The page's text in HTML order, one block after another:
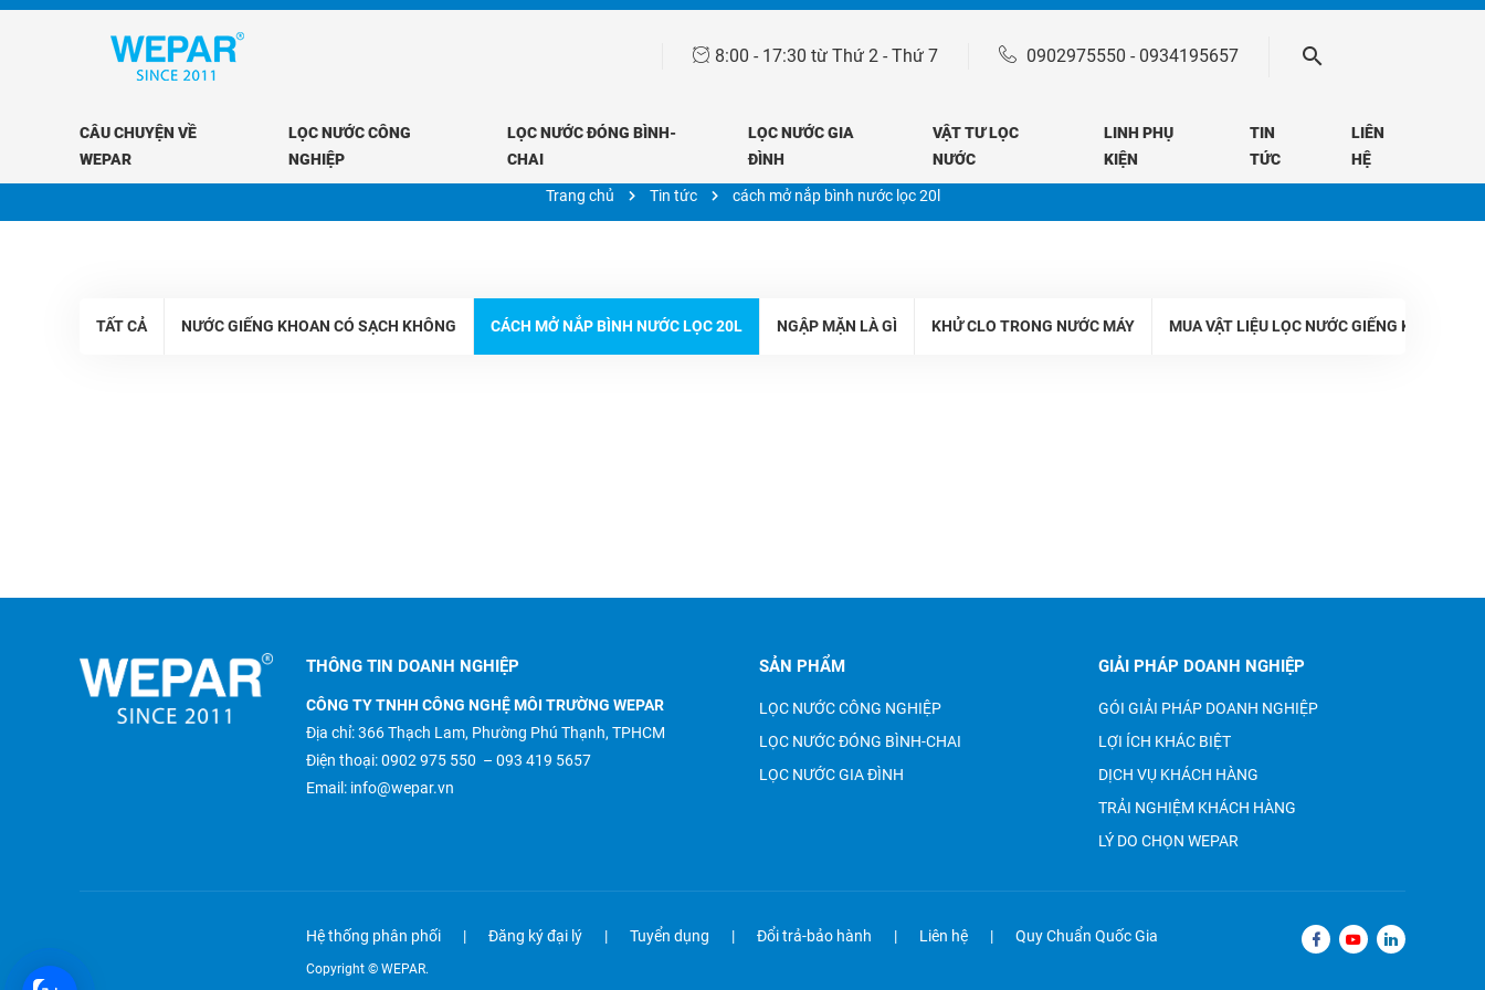
8:00 - 17:30 từ Thứ 2 - Thứ 7 0902975550 - 0934195657
CÂU CHUYỆN VỀ
WEPAR
LỌC NƯỚC CÔNG
NGHIỆP
LỌC NƯỚC ĐÓNG BÌNH-
CHAI
LỌC NƯỚC GIA
ĐÌNH
VẬT TƯ LỌC
NƯỚC
LINH PHỤ
KIỆN
TIN
TỨC
LIÊN
HỆ
Tin tức
Trang chủ Tin tức cách mở nắp bình nước lọc 20l
TẤT CẢ NƯỚC GIẾNG KHOAN CÓ SẠCH KHÔNG CÁCH MỞ NẮP BÌNH NƯỚC LỌC 20L NGẬP MẶN LÀ GÌ KHỬ CLO TRONG NƯỚC MÁY MUA VẬT LIỆU LỌC NƯỚC GIẾNG KHOAN Ở
THÔNG TIN DOANH NGHIỆP
CÔNG TY TNHH CÔNG NGHỆ MÔI TRƯỜNG WEPAR
Địa chỉ: 366 Thạch Lam, Phường Phú Thạnh, TPHCM
Điện thoại:0902 975 550 – 093 419 5657
Email: info@wepar.vn
SẢN PHẨM
LỌC NƯỚC CÔNG NGHIỆP
LỌC NƯỚC ĐÓNG BÌNH-CHAI
LỌC NƯỚC GIA ĐÌNH
GIẢI PHÁP DOANH NGHIỆP
GÓI GIẢI PHÁP DOANH NGHIỆP
LỢI ÍCH KHÁC BIỆT
DỊCH VỤ KHÁCH HÀNG
TRẢI NGHIỆM KHÁCH HÀNG
LÝ DO CHỌN WEPAR
Hệ thống phân phối Đăng ký đại lý Tuyển dụng Đổi trả-bảo hành Liên hệ Quy Chuẩn Quốc Gia
Copyright © WEPAR.